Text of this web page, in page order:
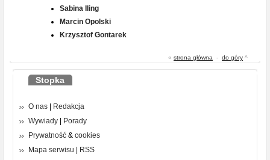
Sabina Iling
Marcin Opolski
Krzysztof Gontarek
« strona główna - do góry ^
Stopka
O nas
Redakcja
Wywiady
Porady
Prywatność & cookies
Mapa serwisu
RSS